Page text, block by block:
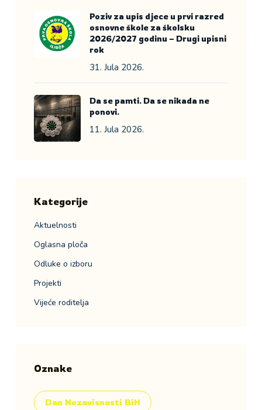
Poziv za upis djece u prvi razred
osnovne škole za školsku
2026/2027 godinu – Drugi upisni
rok
31. Jula 2026.
Da se pamti. Da se nikada ne
ponovi.
11. Jula 2026.
Kategorije
Aktuelnosti
Oglasna ploča
Odluke o izboru
Projekti
Vijeće roditelja
Oznake
Dan Nezavisnosti BiH